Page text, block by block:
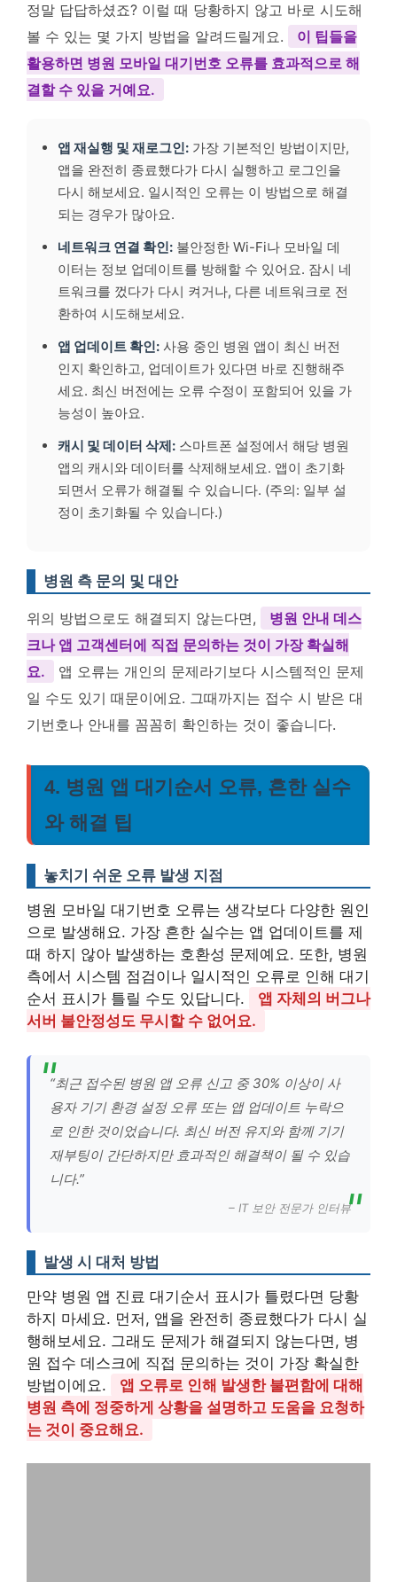
정말 답답하셨죠? 이럴 때 당황하지 않고 바로 시도해
볼 수 있는 몇 가지 방법을 알려드릴게요.
이 팁들을
활용하면 병원 모바일 대기번호 오류를 효과적으로 해
결할 수 있을 거예요.
앱 재실행 및 재로그인: 가장 기본적인 방법이지만,
앱을 완전히 종료했다가 다시 실행하고 로그인을
다시 해보세요. 일시적인 오류는 이 방법으로 해결
되는 경우가 많아요.
네트워크 연결 확인: 불안정한 Wi-Fi나 모바일 데
이터는 정보 업데이트를 방해할 수 있어요. 잠시 네
트워크를 껐다가 다시 켜거나, 다른 네트워크로 전
환하여 시도해보세요.
앱 업데이트 확인: 사용 중인 병원 앱이 최신 버전
인지 확인하고, 업데이트가 있다면 바로 진행해주
세요. 최신 버전에는 오류 수정이 포함되어 있을 가
능성이 높아요.
캐시 및 데이터 삭제: 스마트폰 설정에서 해당 병원
앱의 캐시와 데이터를 삭제해보세요. 앱이 초기화
되면서 오류가 해결될 수 있습니다. (주의: 일부 설
정이 초기화될 수 있습니다.)
병원 측 문의 및 대안
위의 방법으로도 해결되지 않는다면,
병원 안내 데스
크나 앱 고객센터에 직접 문의하는 것이 가장 확실해
요.
앱 오류는 개인의 문제라기보다 시스템적인 문제
일 수도 있기 때문이에요. 그때까지는 접수 시 받은 대
기번호나 안내를 꼼꼼히 확인하는 것이 좋습니다.
4. 병원 앱 대기순서 오류, 흔한 실수
와 해결 팁
놓치기 쉬운 오류 발생 지점
병원 모바일 대기번호 오류는 생각보다 다양한 원인
으로 발생해요. 가장 흔한 실수는 앱 업데이트를 제
때 하지 않아 발생하는 호환성 문제예요. 또한, 병원
측에서 시스템 점검이나 일시적인 오류로 인해 대기
순서 표시가 틀릴 수도 있답니다.
앱 자체의 버그나
서버 불안정성도 무시할 수 없어요.
“최근 접수된 병원 앱 오류 신고 중 30% 이상이 사
용자 기기 환경 설정 오류 또는 앱 업데이트 누락으
로 인한 것이었습니다. 최신 버전 유지와 함께 기기
재부팅이 간단하지만 효과적인 해결책이 될 수 있습
니다.”
– IT 보안 전문가 인터뷰
발생 시 대처 방법
만약 병원 앱 진료 대기순서 표시가 틀렸다면 당황
하지 마세요. 먼저, 앱을 완전히 종료했다가 다시 실
행해보세요. 그래도 문제가 해결되지 않는다면, 병
원 접수 데스크에 직접 문의하는 것이 가장 확실한
방법이에요.
앱 오류로 인해 발생한 불편함에 대해
병원 측에 정중하게 상황을 설명하고 도움을 요청하
는 것이 중요해요.